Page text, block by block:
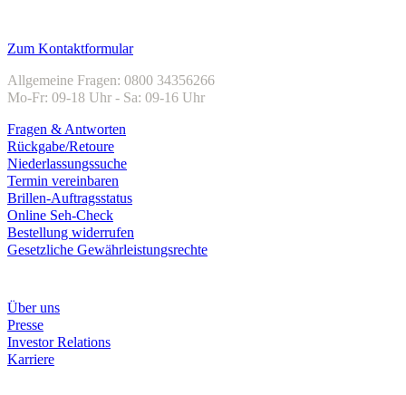
Zum Kontaktformular
Allgemeine Fragen: 0800 34356266
Mo-Fr: 09-18 Uhr - Sa: 09-16 Uhr
Fragen & Antworten
Rückgabe/Retoure
Niederlassungssuche
Termin vereinbaren
Brillen-Auftragsstatus
Online Seh-Check
Bestellung widerrufen
Gesetzliche Gewährleistungsrechte
Über uns
Presse
Investor Relations
Karriere